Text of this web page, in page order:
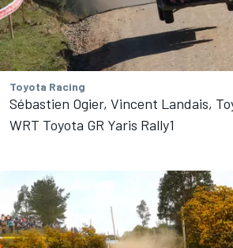
Toyota Racing
Sébastien Ogier, Vincent Landais,
WRT Toyota GR Yaris Rally1